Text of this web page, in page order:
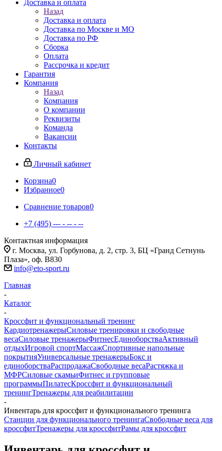
Доставка и оплата
Назад
Доставка и оплата
Доставка по Москве и МО
Доставка по РФ
Сборка
Оплата
Рассрочка и кредит
Гарантия
Компания
Назад
Компания
О компании
Реквизиты
Команда
Вакансии
Контакты
Личный кабинет
Корзина0
Избранное0
Сравнение товаров0
+7 (495) --- - -- - --
Контактная информация
г. Москва, ул. Горбунова, д. 2, стр. 3, БЦ «Гранд Сетнунь
Плаза», оф. В830
info@eto-sport.ru
Главная
-
Каталог
-
Кроссфит и функциональный тренинг
КардиотренажерыСиловые тренировки и свободные
весаСиловые тренажерыФитнесЕдиноборстваАктивный
отдыхИгровой спортМассажСпортивные напольные
покрытияУниверсальные тренажерыБокс и
единоборстваРаспродажаСвободные весаРастяжка и
МФРСиловые скамьиФитнес и групповые
программыПилатесКроссфит и функциональный
тренингТренажеры для реабилитации
-
Инвентарь для кроссфит и функционального тренинга
Станции для функционального тренингаСвободные веса для
кроссфитТренажеры для кроссфитРамы для кроссфит